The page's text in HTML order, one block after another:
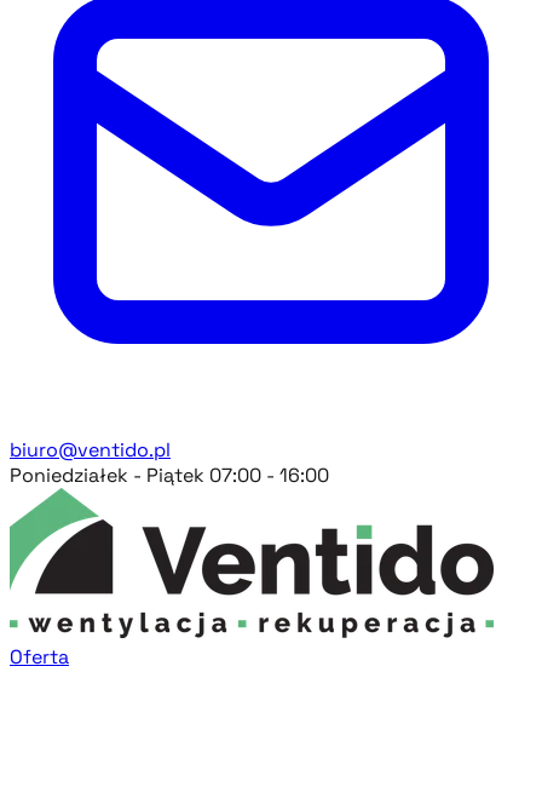
biuro@ventido.pl
Poniedziałek - Piątek 07:00 - 16:00
Oferta